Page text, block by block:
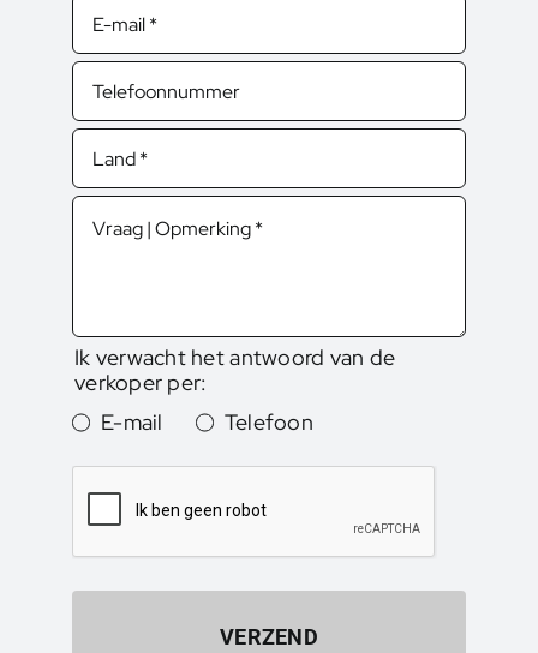
Ik verwacht het antwoord van de
verkoper per:
E-mail
Telefoon
VERZEND